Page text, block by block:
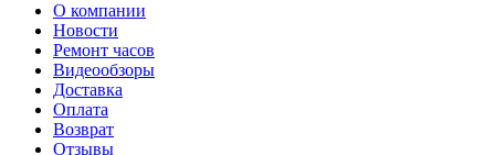
О компании
Новости
Ремонт часов
Видеообзоры
Доставка
Оплата
Возврат
Отзывы